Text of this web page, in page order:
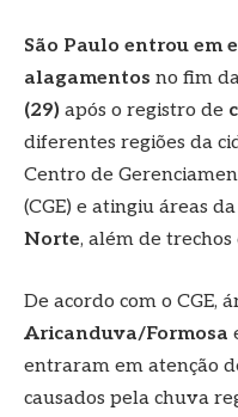
São Paulo entrou em
alagamentos no fim
(29) após o registro de
diferentes regiões da
Centro de
(CGE) e atingiu áreas da
Norte, além de
De acordo com o CGE,
Aricanduva/Formosa
entraram em atenção
causados pela chuva